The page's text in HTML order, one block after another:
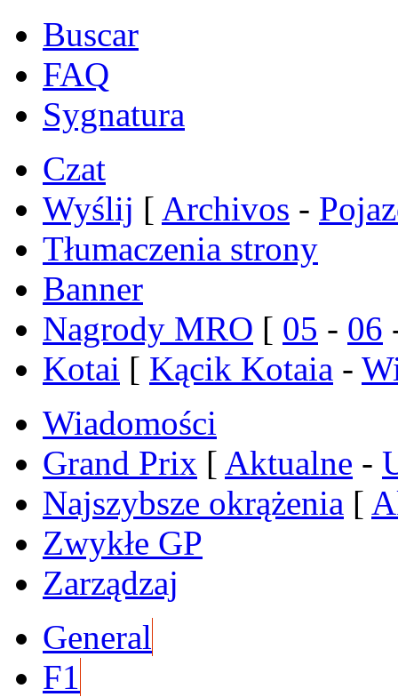
Buscar
FAQ
Sygnatura
Czat
Wyślij [ Archivos -
Tłumaczenia strony
Banner
Nagrody MRO [ 05 - 06
Kotai [ Kącik Kotaia -
Wiadomości
Grand Prix [ Aktualne -
Najszybsze okrążenia [
Zwykłe GP
Zarządzaj
General
F1